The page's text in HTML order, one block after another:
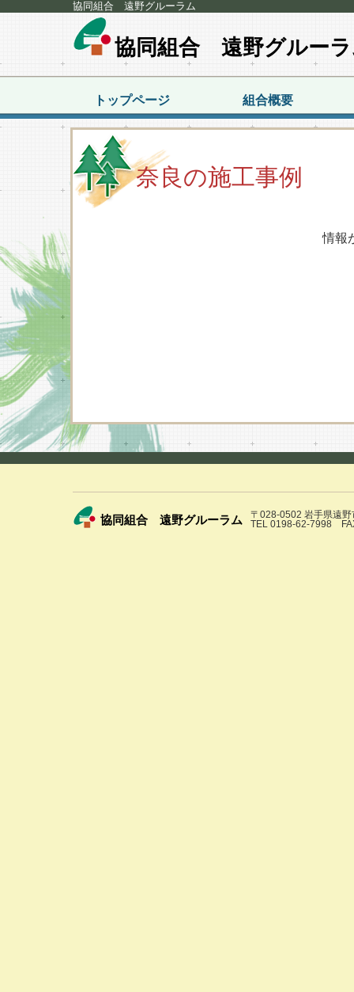
協同組合 遠野グルーラム
協同組合 遠野グルー
トップページ 組合概要
奈良の施工事例
情報
協同組合 遠野グルーラム
〒028-0502 岩手県遠
TEL 0198-62-7998